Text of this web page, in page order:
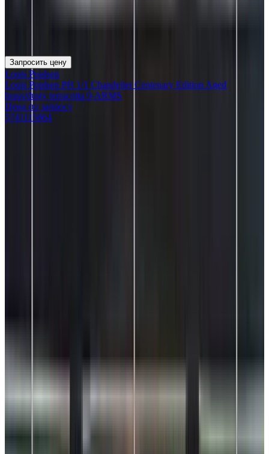
Запросить цену
Louis Poulsen
Louis Poulsen PH 1/1 Chandelier Centenary Edition Aged
brass/dusty terracotta 9-ARMS
Цена по запросу
5741115864